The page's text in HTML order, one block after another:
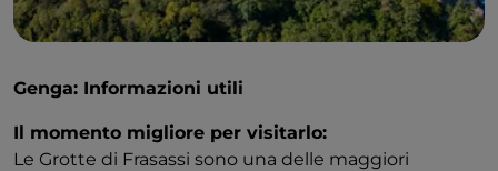
Genga: Informazioni utili
Il momento migliore per visitarlo:
Le Grotte di Frasassi sono una delle maggiori